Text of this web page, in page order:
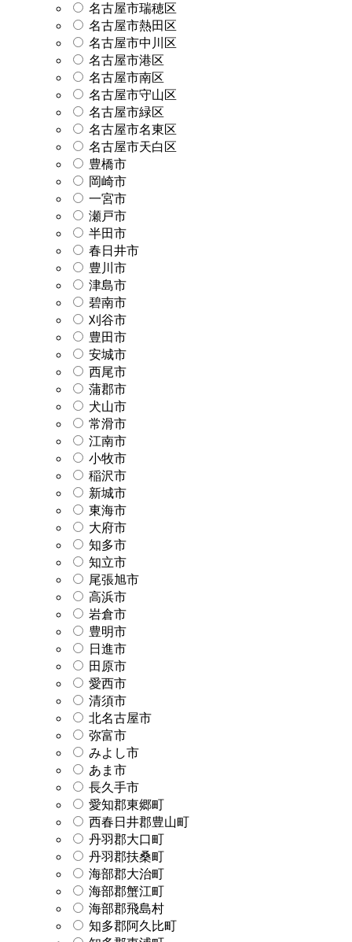
名古屋市瑞穂区
名古屋市熱田区
名古屋市中川区
名古屋市港区
名古屋市南区
名古屋市守山区
名古屋市緑区
名古屋市名東区
名古屋市天白区
豊橋市
岡崎市
一宮市
瀬戸市
半田市
春日井市
豊川市
津島市
碧南市
刈谷市
豊田市
安城市
西尾市
蒲郡市
犬山市
常滑市
江南市
小牧市
稲沢市
新城市
東海市
大府市
知多市
知立市
尾張旭市
高浜市
岩倉市
豊明市
日進市
田原市
愛西市
清須市
北名古屋市
弥富市
みよし市
あま市
長久手市
愛知郡東郷町
西春日井郡豊山町
丹羽郡大口町
丹羽郡扶桑町
海部郡大治町
海部郡蟹江町
海部郡飛島村
知多郡阿久比町